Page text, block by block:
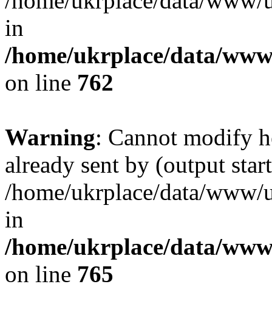
in
/home/ukrplace/data/
on line 762
Warning: Cannot modify
already sent by (output
/home/ukrplace/data/
in
/home/ukrplace/data/
on line 765